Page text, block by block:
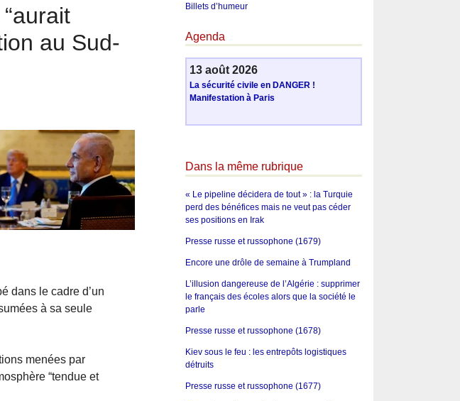
au Sud-
dans le cadre d’un
à sa seule
menées par
“tendue et
Billets d’humeur
Agenda
13 août 2026
La sécurité civile en DANGER !
Manifestation à Paris
Dans la même rubrique
« Le pipeline décidera de tout » : la Turquie
perd des bénéfices mais ne veut pas céder
ses positions en Irak
Presse russe et russophone (1679)
Encore une drôle de semaine à Trumpland
L’illusion dangereuse de l’Algérie : supprimer
le français des écoles alors que la société le
parle
Presse russe et russophone (1678)
Kiev sous le feu : les entrepôts logistiques
détruits
Presse russe et russophone (1677)